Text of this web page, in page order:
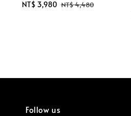
Sale
NT$ 3,980 Regular
NT$ 4,480
Follow us